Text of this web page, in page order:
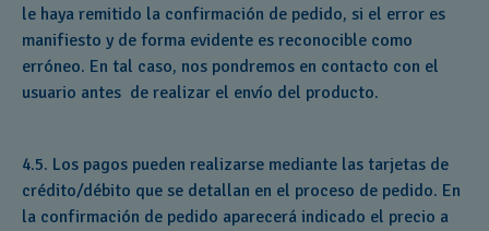
le haya remitido la confirmación de pedido, si el error es
manifiesto y de forma evidente es reconocible como
erróneo. En tal caso, nos pondremos en contacto con el
usuario antes de realizar el envío del producto.
4.5. Los pagos pueden realizarse mediante las tarjetas de
crédito/débito que se detallan en el proceso de pedido. En
la confirmación de pedido aparecerá indicado el precio a